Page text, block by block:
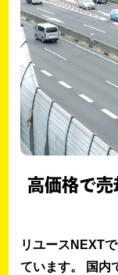
高価格で売
リユースNEXT
ています。 国内